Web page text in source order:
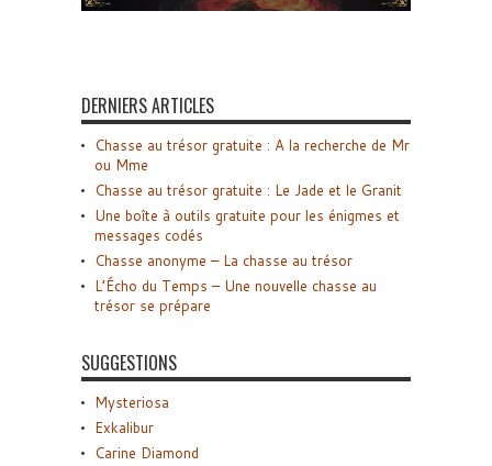
DERNIERS ARTICLES
Chasse au trésor gratuite : A la recherche de Mr
ou Mme
Chasse au trésor gratuite : Le Jade et le Granit
Une boîte à outils gratuite pour les énigmes et
messages codés
Chasse anonyme – La chasse au trésor
L’Écho du Temps – Une nouvelle chasse au
trésor se prépare
SUGGESTIONS
Mysteriosa
Exkalibur
Carine Diamond